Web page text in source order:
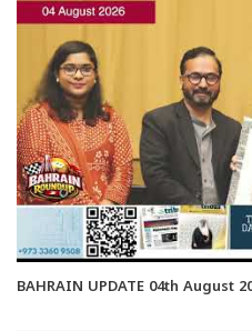
BAHRAIN UPDATE 04th August